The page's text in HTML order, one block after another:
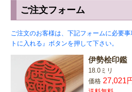
ご注文フォーム
ご注文のお客様は、下記フォームに必要
トに入れる』ボタンを押して下さい。
伊勢桧印鑑
18.0ミリ
価格27,021